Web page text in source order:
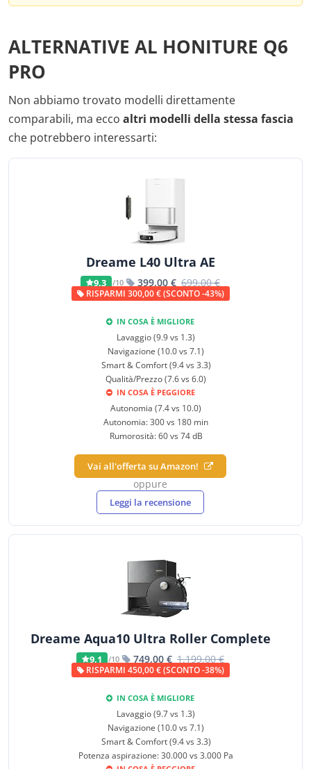
ALTERNATIVE AL HONITURE Q6
PRO
Non abbiamo trovato modelli direttamente
comparabili, ma ecco altri modelli della stessa fascia
che potrebbero interessarti:
Dreame L40 Ultra AE
9,3 /10 399,00 € 699,00 €
RISPARMI 300,00 € (SCONTO -43%)
IN COSA È MIGLIORE
Lavaggio (9.9 vs 1.3)
Navigazione (10.0 vs 7.1)
Smart & Comfort (9.4 vs 3.3)
Qualità/Prezzo (7.6 vs 6.0)
IN COSA È PEGGIORE
Autonomia (7.4 vs 10.0)
Autonomia: 300 vs 180 min
Rumorosità: 60 vs 74 dB
Vai all'offerta su Amazon!
oppure
Leggi la recensione
Dreame Aqua10 Ultra Roller Complete
9,1 /10 749,00 € 1.199,00 €
RISPARMI 450,00 € (SCONTO -38%)
IN COSA È MIGLIORE
Lavaggio (9.7 vs 1.3)
Navigazione (10.0 vs 7.1)
Smart & Comfort (9.4 vs 3.3)
Potenza aspirazione: 30.000 vs 3.000 Pa